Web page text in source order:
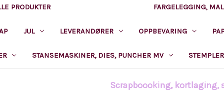
PRODUKTER FARGELEGGING,
JUL LEVERANDØRER OPPBEVARING
STANSEMASKINER, DIES, PUNCHER MV
Scrapboooking, kortlaging,